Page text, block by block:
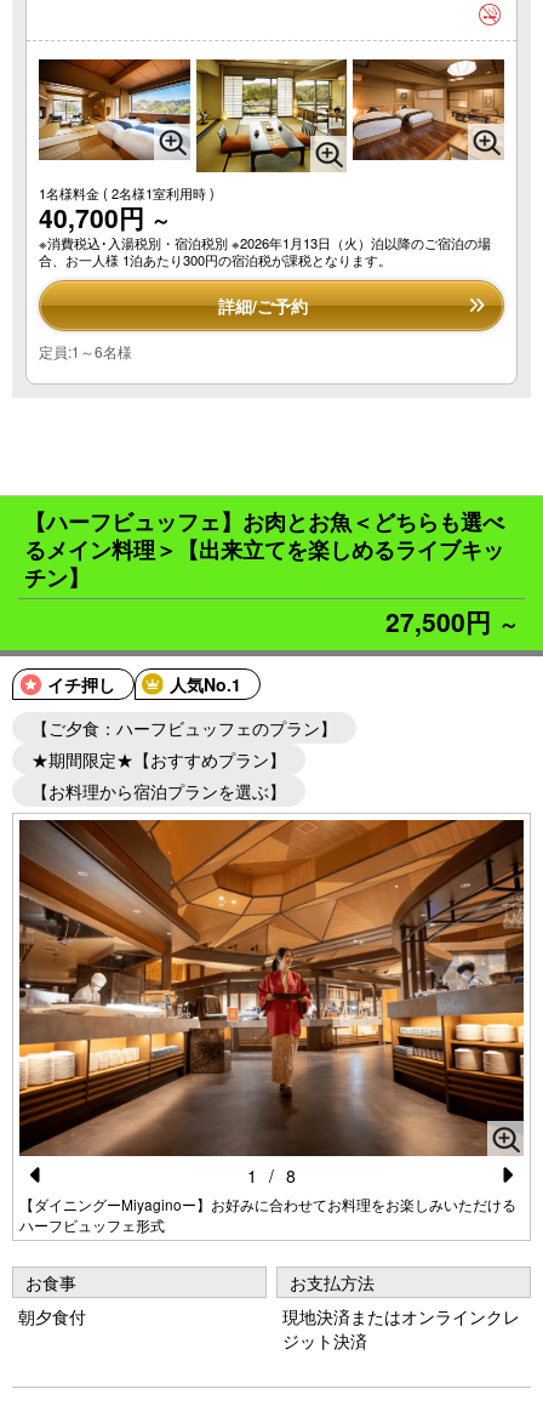
1名様料金( 2名様1室利用時 )
40,700円 ～
※消費税込･入湯税別・宿泊税別 ※2026年1月13日（火）泊以降のご宿泊の場
合、お一人様 1泊あたり300円の宿泊税が課税となります。
詳細/ご予約
定員:1～6名様
【ハーフビュッフェ】お肉とお魚＜どちらも選べ
るメイン料理＞【出来立てを楽しめるライブキッ
チン】
27,500円 ～
イチ押し
人気No.1
【ご夕食：ハーフビュッフェのプラン】
★期間限定★【おすすめプラン】
【お料理から宿泊プランを選ぶ】
Pr
e
vi
o
s
【ダイニングーMiyaginoー】お好みに合わせてお料理をお楽しみいただける
ハーフビュッフェ形式
N
e
xt
1 / 8
お食事
朝夕食付
お支払方法
現地決済またはオンラインクレ
ジット決済